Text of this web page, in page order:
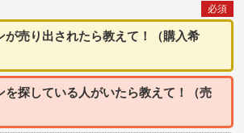
必須
が売り出されたら教えて！（購入希
を探している人がいたら教えて！（売